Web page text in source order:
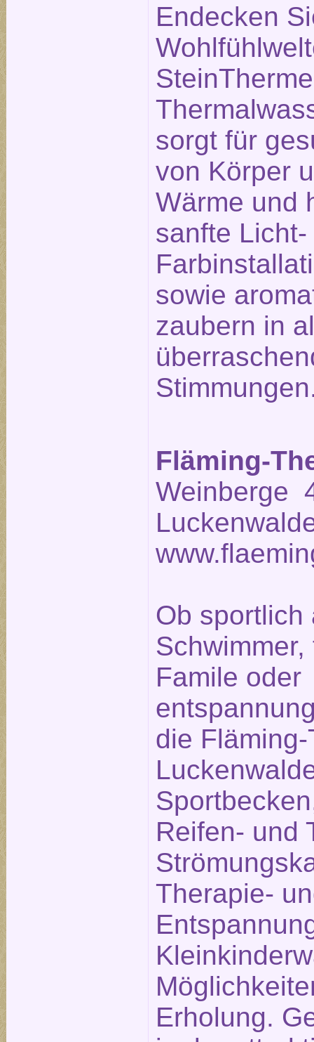
Endecken
sorgt für
von Körper
Wärme und
sanfte Licht-
sowie
zaubern in
Fläming-
Weinberge
Ob sportlich
Famile oder
die
Reifen- und
Therapie-
Erholung.